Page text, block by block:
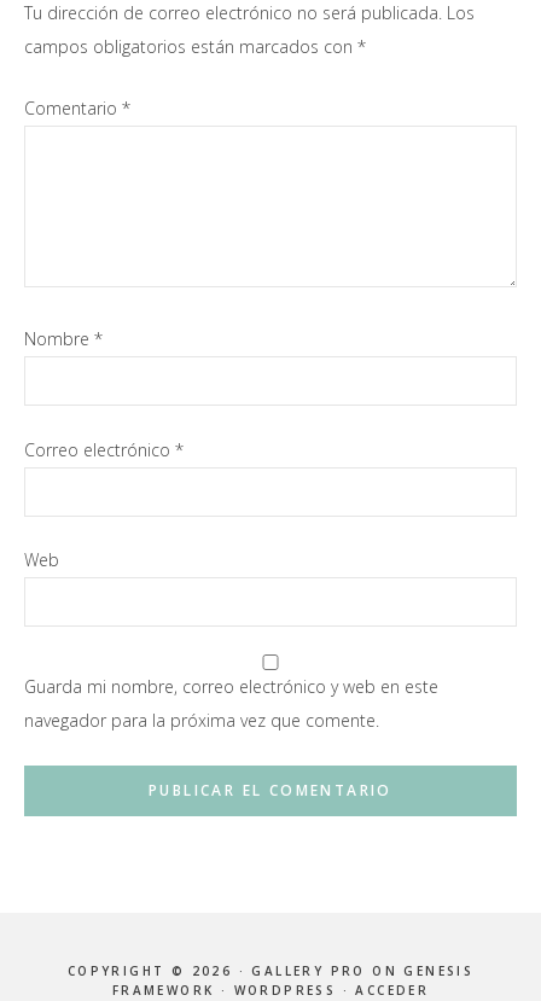
los
Tu dirección de correo electrónico no será publicada. Los
campos obligatorios están marcados con *
Comentario *
Nombre *
Correo electrónico *
Web
Guarda mi nombre, correo electrónico y web en este
navegador para la próxima vez que comente.
COPYRIGHT © 2026 ·GALLERY PRO ONGENESIS
FRAMEWORK
· WORDPRESS ·ACCEDER